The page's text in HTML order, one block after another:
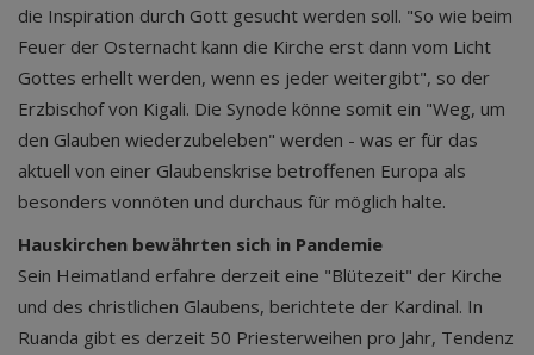
die Inspiration durch Gott gesucht werden soll. "So wie beim
Feuer der Osternacht kann die Kirche erst dann vom Licht
Gottes erhellt werden, wenn es jeder weitergibt", so der
Erzbischof von Kigali. Die Synode könne somit ein "Weg, um
den Glauben wiederzubeleben" werden - was er für das
aktuell von einer Glaubenskrise betroffenen Europa als
besonders vonnöten und durchaus für möglich halte.
Hauskirchen bewährten sich in Pandemie
Sein Heimatland erfahre derzeit eine "Blütezeit" der Kirche
und des christlichen Glaubens, berichtete der Kardinal. In
Ruanda gibt es derzeit 50 Priesterweihen pro Jahr, Tendenz